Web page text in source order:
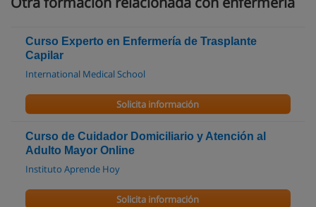
Curso Experto en Enfermería de Trasplante
Capilar
International Medical School
Solicita información
Curso de Cuidador Domiciliario y Atención al
Adulto Mayor Online
Instituto Aprende Hoy
Solicita información